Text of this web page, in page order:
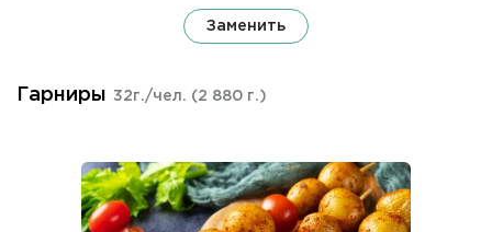
Заменить
Гарниры 32г./чел. (2 880 г.)